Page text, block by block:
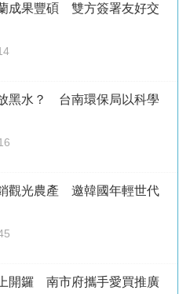
成果豐碩 雙方簽署友好交
黑水？ 台南環保局以科學
觀光農產 邀韓國年輕世代
開鑼 南市府攜手愛買推廣